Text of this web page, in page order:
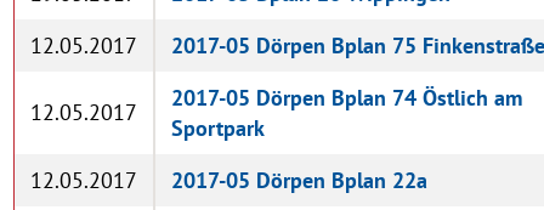
12.05.2017
2017-05 Dörpen Bplan 75 Finkenstraße
12.05.2017
2017-05 Dörpen Bplan 74 Östlich am
Sportpark
12.05.2017
2017-05 Dörpen Bplan 22a